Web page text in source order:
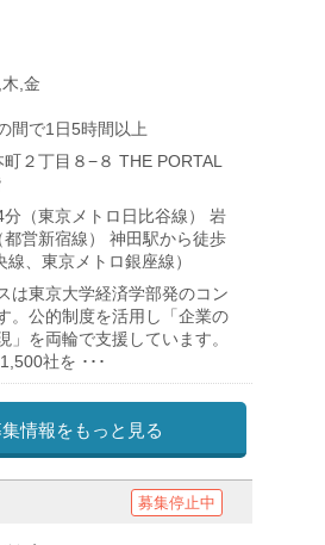
,金
間で1日5時間以上
２丁目８−８ THE PORTAL
（東京メトロ日比谷線） 岩
営新宿線） 神田駅から徒歩
、東京メトロ銀座線）
は東京大学経済学部発のコン
。公的制度を活用し「企業の
」を両輪で支援しています。
社を ･･･
情報をもっと見る
募集停止中